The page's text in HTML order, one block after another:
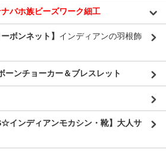
ホ族ビーズワーク細工
ボンネット】 インディアンの羽根飾
ーンチョーカー＆ブレスレット
インディアンモカシン・靴】大人サ